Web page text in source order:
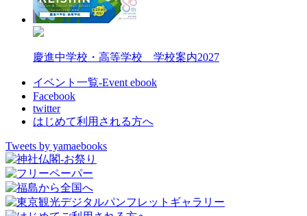
慶進中学校・高等学校 学校案内2027
イベント一覧-Event ebook
Facebook
twitter
はじめて利用される方へ
Tweets by yamaebooks